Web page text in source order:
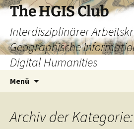
Zum
Inhalt
springen
The HGIS Club
Interdisziplinärer
Geographische
Digital Humanities
Menü
Archiv der